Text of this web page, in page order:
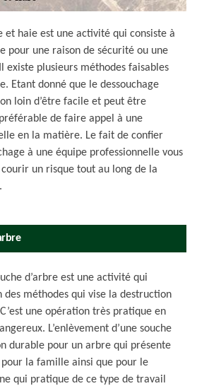
et haie est une activité qui consiste à
pour une raison de sécurité ou une
existe plusieurs méthodes faisables
Etant donné que le dessouchage
loin d’être facile et peut être
de faire appel à une
en la matière. Le fait de confier
à une équipe professionnelle vous
un risque tout au long de la
d’arbre est une activité qui
des méthodes qui vise la destruction
une opération très pratique en
L’enlèvement d’une souche
durable pour un arbre qui présente
la famille ainsi que pour le
qui pratique de ce type de travail